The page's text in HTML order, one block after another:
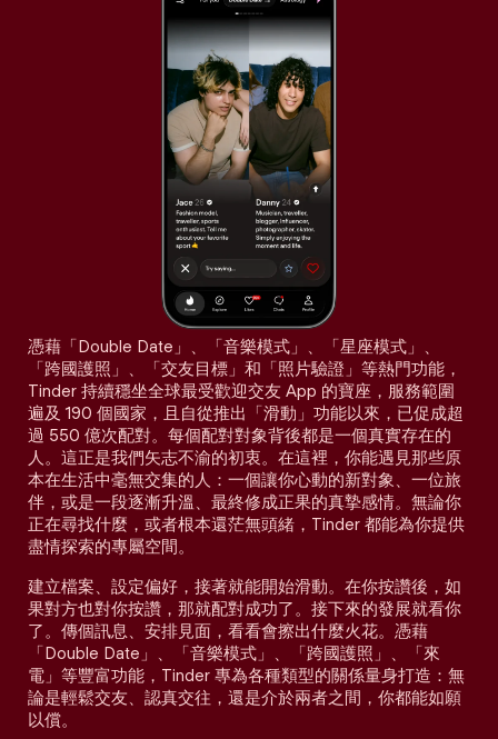
憑藉「Double Date」、「音樂模式」、「星座模式」、
「跨國護照」、「交友目標」和「照片驗證」等熱門功能，
Tinder 持續穩坐全球最受歡迎交友 App 的寶座，服務範圍
遍及 190 個國家，且自從推出「滑動」功能以來，已促成超
過 550 億次配對。每個配對對象背後都是一個真實存在的
人。這正是我們矢志不渝的初衷。在這裡，你能遇見那些原
本在生活中毫無交集的人：一個讓你心動的新對象、一位旅
伴，或是一段逐漸升溫、最終修成正果的真摯感情。無論你
正在尋找什麼，或者根本還茫無頭緒，Tinder 都能為你提供
盡情探索的專屬空間。
建立檔案、設定偏好，接著就能開始滑動。在你按讚後，如
果對方也對你按讚，那就配對成功了。接下來的發展就看你
了。傳個訊息、安排見面，看看會擦出什麼火花。憑藉
「Double Date」、「音樂模式」、「跨國護照」、「來
電」等豐富功能，Tinder 專為各種類型的關係量身打造：無
論是輕鬆交友、認真交往，還是介於兩者之間，你都能如願
以償。